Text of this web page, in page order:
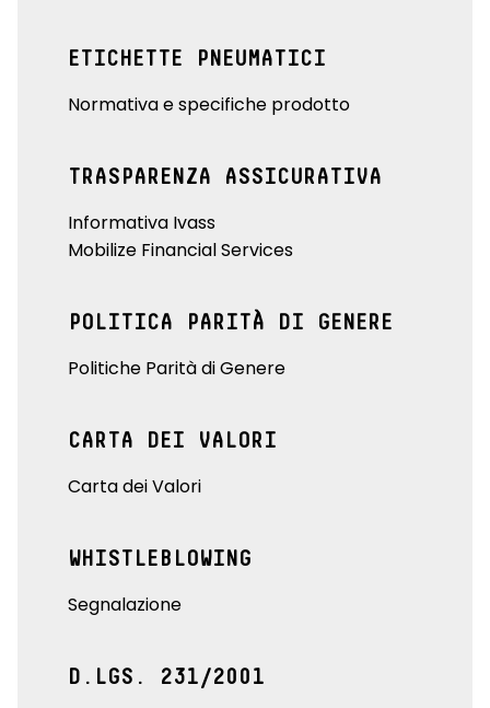
ETICHETTE PNEUMATICI
Normativa e specifiche prodotto
TRASPARENZA ASSICURATIVA
Informativa Ivass
Mobilize Financial Services
POLITICA PARITÀ DI GENERE
Politiche Parità di Genere
CARTA DEI VALORI
Carta dei Valori
WHISTLEBLOWING
Segnalazione
D.LGS. 231/2001